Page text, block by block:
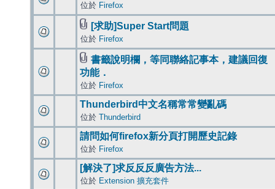
位於 Firefox
[求助]Super Start問題
位於 Firefox
書籤說明欄，等同聯絡記事本，建議回復
功能．
位於 Firefox
Thunderbird中文名稱常常變亂碼
位於 Thunderbird
請問如何firefox新分頁打開歷史記錄
位於 Firefox
[解決了]求反反反廣告方法...
位於 Extension 擴充套件